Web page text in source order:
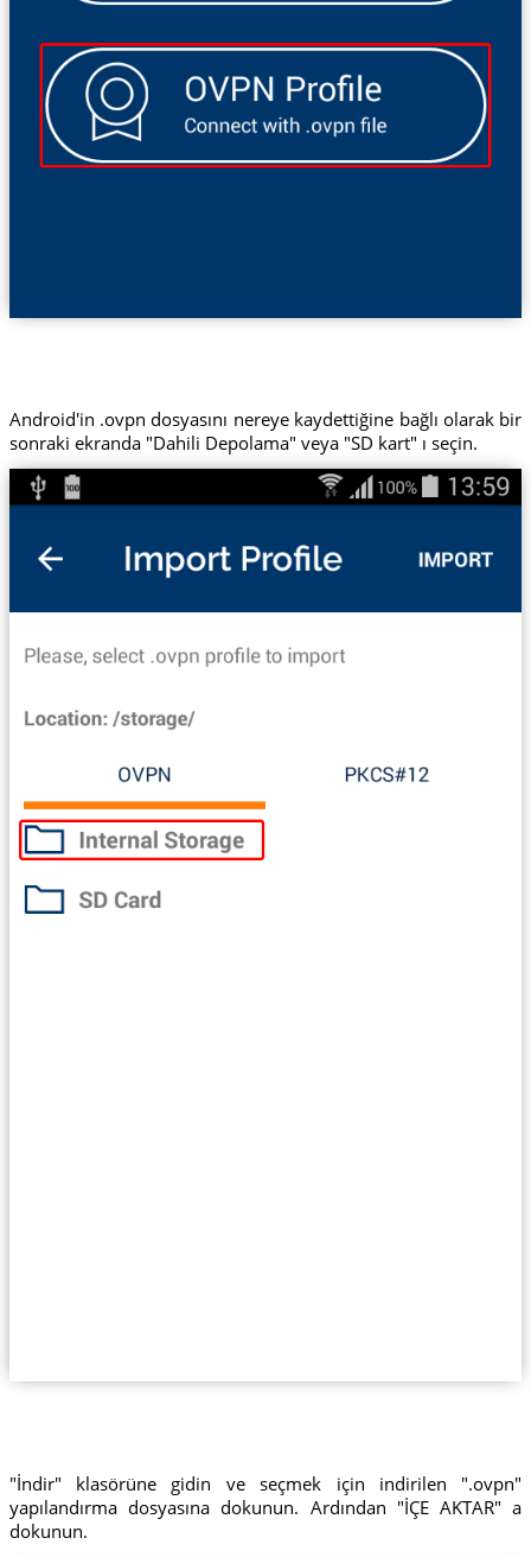
Android'in .ovpn dosyasını nereye kaydettiğine bağlı olarak bir
sonraki ekranda "Dahili Depolama" veya "SD kart" ı seçin.
"İndir" klasörüne gidin ve seçmek için indirilen ".ovpn"
yapılandırma dosyasına dokunun. Ardından "İÇE AKTAR" a
dokunun.